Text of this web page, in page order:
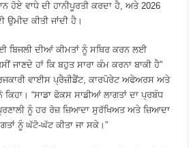
ਵਾਧੇ ਦੀ ਹਾਨੀਪੂਰਤੀ ਕਰਦਾ ਹੈ, ਅਤੇ 2026
ਉਮੀਦ ਕੀਤੀ ਜਾਂਦੀ ਹੈ।
ਬਿਜਲੀ ਦੀਆਂ ਕੀਮਤਾਂ ਨੂੰ ਸਥਿਰ ਕਰਨ ਲਈ
ਜਾਣਦੇ ਹਾਂ ਕਿ ਬਹੁਤ ਸਾਰਾ ਕੰਮ ਕਰਨਾ ਬਾਕੀ ਹੈ”
ਵਾਈਸ ਪ੍ਰੈਜ਼ੀਡੈਂਟ, ਕਾਰਪੋਰੇਟ ਅਫੇਅਰਸ ਅਤੇ
“ਸਾਡਾ ਫੋਕਸ ਸਾਡੀਆਂ ਲਾਗਤਾਂ ਦਾ ਪ੍ਰਬੰਧ
ਨੂੰ ਹਰ ਰੋਜ਼ ਜ਼ਿਆਦਾ ਸੁਰੱਖਿਅਤ ਅਤੇ ਜ਼ਿਆਦਾ
ਨੂੰ ਘੱਟੋ-ਘੱਟ ਕੀਤਾ ਜਾ ਸਕੇ।”